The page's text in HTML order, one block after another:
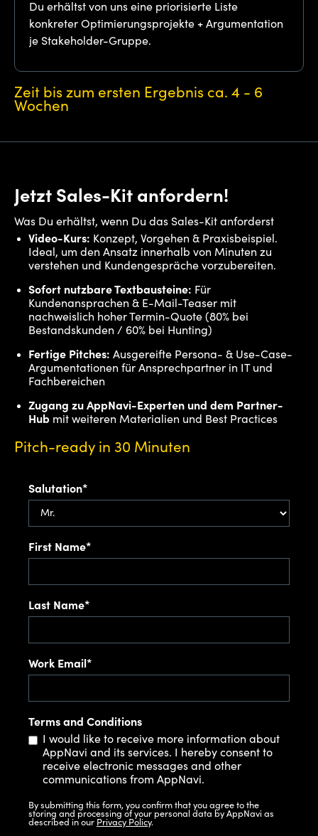
Du erhältst von uns eine priorisierte Liste
konkreter Optimierungsprojekte + Argumentation
je Stakeholder-Gruppe.
Zeit bis zum ersten Ergebnis ca. 4 - 6
Wochen
Jetzt Sales-Kit anfordern!
Was Du erhältst, wenn Du das Sales-Kit anforderst
Video-Kurs: Konzept, Vorgehen & Praxisbeispiel.
Ideal, um den Ansatz innerhalb von Minuten zu
verstehen und Kundengespräche vorzubereiten.
Sofort nutzbare Textbausteine: Für
Kundenansprachen & E-Mail-Teaser mit
nachweislich hoher Termin-Quote (80% bei
Bestandskunden / 60% bei Hunting)
Fertige Pitches: Ausgereifte Persona- & Use-Case-
Argumentationen für Ansprechpartner in IT und
Fachbereichen
Zugang zu AppNavi-Experten und dem Partner-
Hub mit weiteren Materialien und Best Practices
Pitch-ready in 30 Minuten
Salutation*
First Name*
Last Name*
Work Email*
Terms and Conditions
I would like to receive more information about
AppNavi and its services. I hereby consent to
receive electronic messages and other
communications from AppNavi.
By submitting this form, you confirm that you agree to the
storing and processing of your personal data by AppNavi as
described in our Privacy Policy.